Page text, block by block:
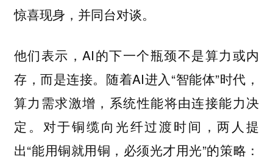
惊喜现身，并同台对谈。
他们表示，AI的下一个瓶颈不是算力或内
存，而是连接。随着AI进入“智能体”时代，
算力需求激增，系统性能将由连接能力决
定。对于铜缆向光纤过渡时间，两人提
出“能用铜就用铜，必须光才用光”的策略：